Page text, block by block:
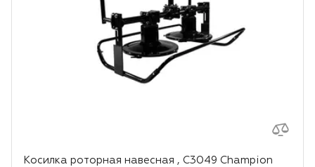
Косилка роторная навесная , С3049 Champion